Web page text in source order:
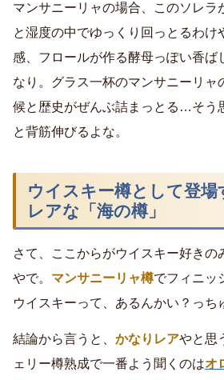
マンサニーリャの場合、このソレラ
と湿度の中でゆっくり回っとるわけ
感、フロールが作る酵母っぽい香ば
なり。グラス一杯のマンサニーリャ
候と歴史がぜんぶ詰まっとる…そう
と背筋伸びるよな。
ウイスキー樽として登
レアな「海の樽」
さて、ここからがウイスキー好きの
やで。 マンサニーリャ樽でフィニッ
ウイスキーって、あるんかい？っち
結論から言うと、 かなりレアやと思
ェリー樽熟成で一番よう聞くのはオ